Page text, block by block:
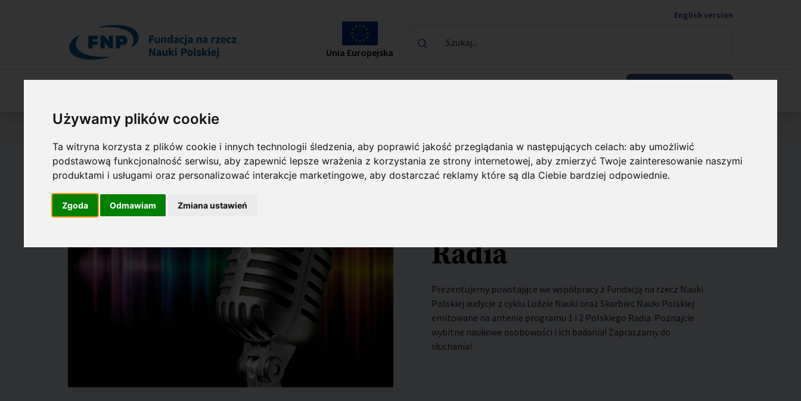
Używamy plików cookie
Ta witryna korzysta z plików cookie i innych technologii śledzenia, aby poprawić jakość przeglądania w następujących celach:aby umożliwić
podstawową funkcjonalność serwisu,aby zapewnić lepsze wrażenia z korzystania ze strony internetowej,aby zmierzyć Twoje zainteresowanie naszymi
produktami i usługami oraz personalizować interakcje marketingowe,aby dostarczać reklamy które są dla Ciebie bardziej odpowiednie.
Zgoda Odmawiam Zmiana ustawień
Unia Europejska
English version
Szukaj...
Jesteś tutaj:Audycje radiowe
Audycje w Jedynce i
Radia
Prezentujemy powstające we współpracy z Fundacją na rzecz Nauki
Polskiej audycje z cyklu Ludzie Nauki oraz Skarbiec Nauki Polskiej
emitowane na antenie programu 1 i 2 Polskiego Radia. Poznajcie
wybitne naukowe osobowości i ich badania! Zapraszamy do
słuchania!